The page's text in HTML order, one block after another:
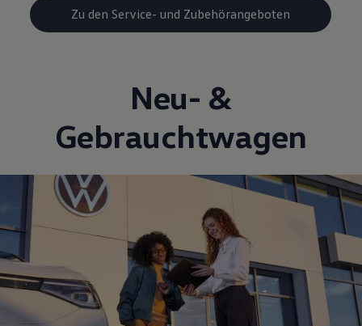
Zu den Service- und Zubehörangeboten
Neu- &
Gebrauchtwagen